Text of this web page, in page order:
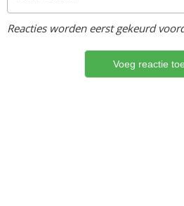
Reacties worden eerst gekeurd